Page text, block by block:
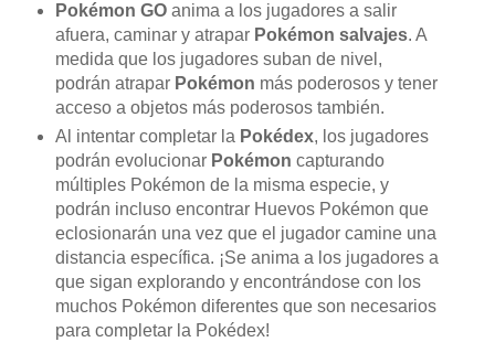
Pokémon GOanima a los jugadores a salir
afuera, caminar y atrapar Pokémon salvajes. A
medida que los jugadores suban de nivel,
podrán atrapar Pokémon más poderosos y tener
acceso a objetos más poderosos también.
Al intentar completar la Pokédex, los jugadores
podrán evolucionar Pokémon capturando
múltiples Pokémon de la misma especie, y
podrán incluso encontrar Huevos Pokémon que
eclosionarán una vez que el jugador camine una
distancia específica. ¡Se anima a los jugadores a
que sigan explorando y encontrándose con los
muchos Pokémon diferentes que son necesarios
para completar la Pokédex!